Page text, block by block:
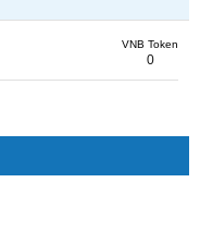
VNB Token
0